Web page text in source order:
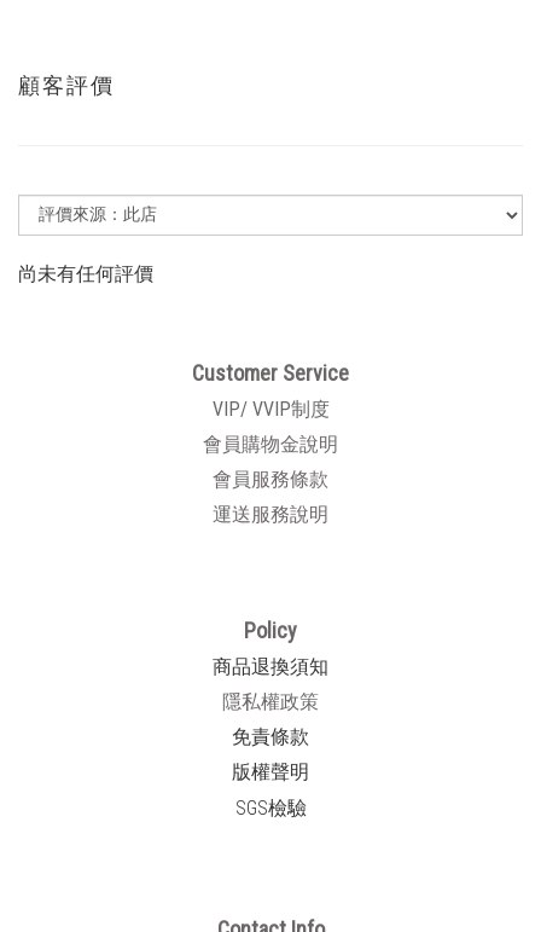
顧客評價
尚未有任何評價
Customer Service
VIP/ VVIP制度
會員購物金說明
會員服務條款
運送服務說明
Policy
商品退換須知
隱私權政策
免責條款
版權聲明
SGS檢驗